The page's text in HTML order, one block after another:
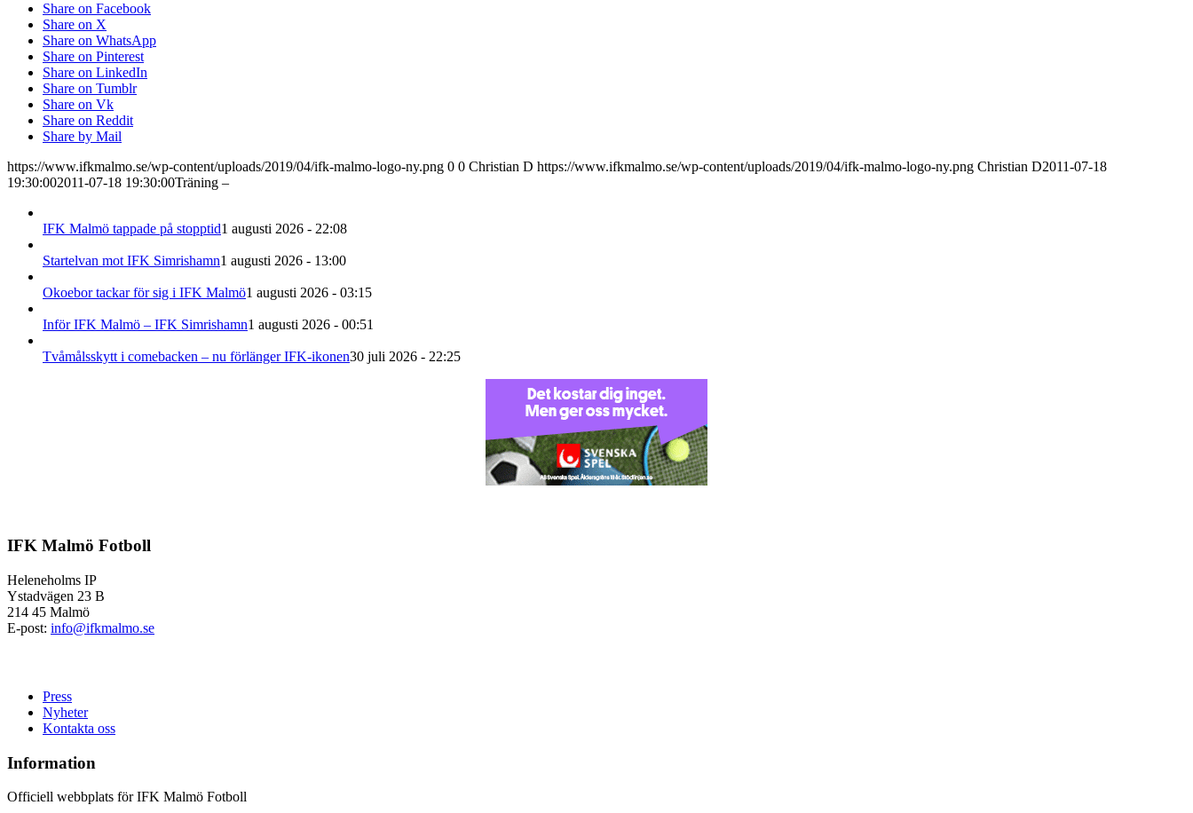
Share on Facebook
Share on X
Share on WhatsApp
Share on Pinterest
Share on LinkedIn
Share on Tumblr
Share on Vk
Share on Reddit
Share by Mail
https://www.ifkmalmo.se/wp-content/uploads/2019/04/ifk-malmo-logo-ny.png 0 0 Christian D https://www.ifkmalmo.se/wp-content/uploads/2019/04/ifk-malmo-logo-ny.png Christian D2011-07-18
19:30:002011-07-18 19:30:00Träning –
IFK Malmö tappade på stopptid1 augusti 2026 - 22:08
Startelvan mot IFK Simrishamn1 augusti 2026 - 13:00
Okoebor tackar för sig i IFK Malmö1 augusti 2026 - 03:15
Inför IFK Malmö – IFK Simrishamn1 augusti 2026 - 00:51
Tvåmålsskytt i comebacken – nu förlänger IFK-ikonen30 juli 2026 - 22:25
IFK Malmö Fotboll
Heleneholms IP
Ystadvägen 23 B
214 45 Malmö
E-post: info@ifkmalmo.se
Press
Nyheter
Kontakta oss
Information
Officiell webbplats för IFK Malmö Fotboll